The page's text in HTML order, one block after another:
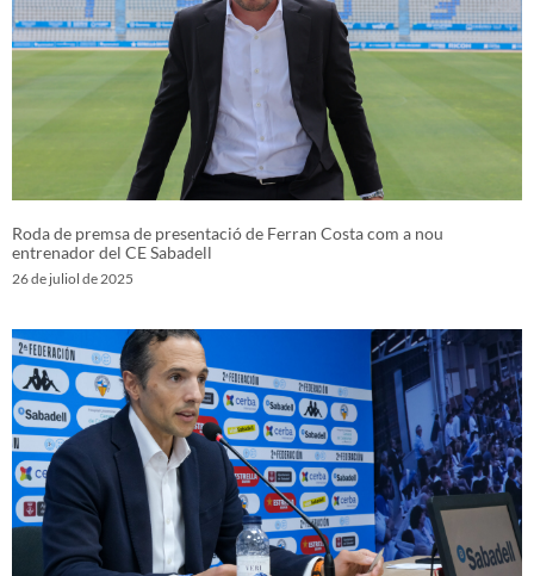
Roda de premsa de presentació de Ferran Costa com a nou
entrenador del CE Sabadell
26 de juliol de 2025